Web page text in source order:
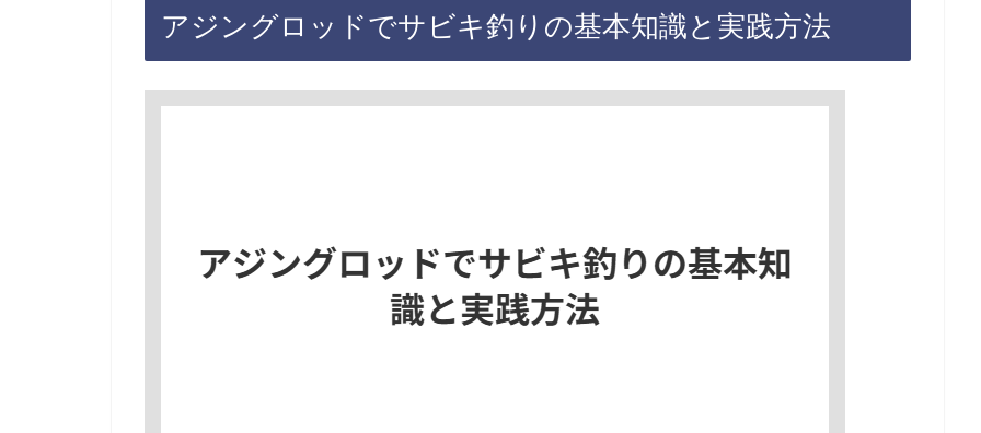
アジングロッドでサビキ釣りの基本知識と実践方法